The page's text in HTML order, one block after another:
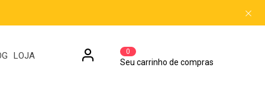
LOJA
Seu carrinho de compras
0